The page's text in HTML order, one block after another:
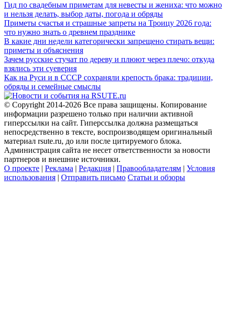
Гид по свадебным приметам для невесты и жениха: что можно
и нельзя делать, выбор даты, погода и обряды
Приметы счастья и страшные запреты на Троицу 2026 года:
что нужно знать о древнем празднике
В какие дни недели категорически запрещено стирать вещи:
приметы и объяснения
Зачем русские стучат по дереву и плюют через плечо: откуда
взялись эти суеверия
Как на Руси и в СССР сохраняли крепость брака: традиции,
обряды и семейные смыслы
© Copyright 2014-2026 Все права защищены. Копирование
информации разрешено только при наличии активной
гиперссылки на сайт. Гиперссылка должна размещаться
непосредственно в тексте, воспроизводящем оригинальный
материал rsute.ru, до или после цитируемого блока.
Администрация сайта не несет ответственности за новости
партнеров и внешние источники.
О проекте | Реклама | Редакция | Правообладателям | Условия
использования | Отправить письмо Статьи и обзоры